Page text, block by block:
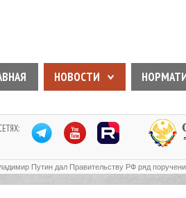
НОВОСТИ
Путин дал Правительству РФ ряд